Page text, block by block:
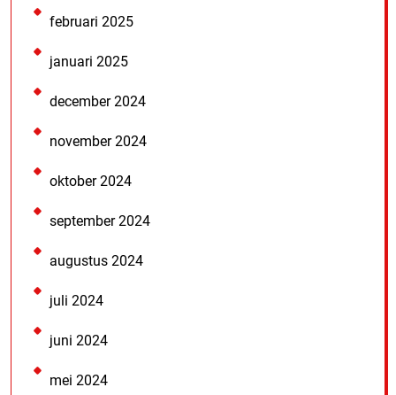
februari 2025
januari 2025
december 2024
november 2024
oktober 2024
september 2024
augustus 2024
juli 2024
juni 2024
mei 2024